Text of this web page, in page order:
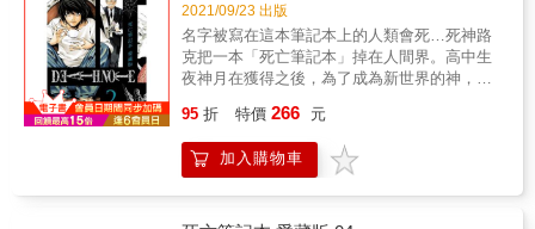
2021/09/23 出版
名字被寫在這本筆記本上的人類會死…死神路
克把一本「死亡筆記本」掉在人間界。高中生
夜神月在獲得之後，為了成為新世界的神，他
恐怖存在。另一方面，因為犯罪者接二連三神
秘死亡，名偵探Ｌ展開調查。月與Ｌ…兩人壯
烈的對戰自此開幕。
95 折 特價 266 元
加入購物車